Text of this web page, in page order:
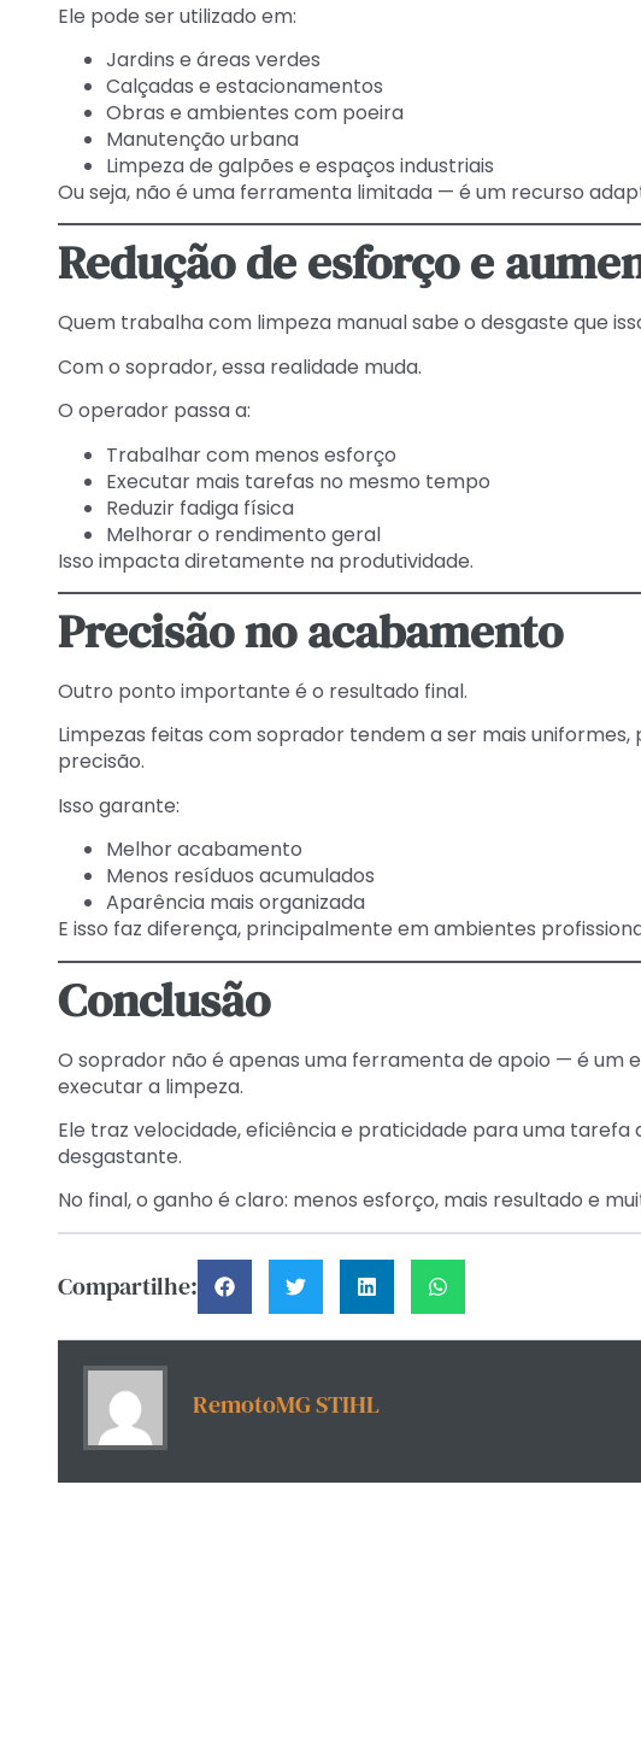
Ele pode ser utilizado em:
Jardins e áreas verdes
Calçadas e estacionamentos
Obras e ambientes com poeira
Manutenção urbana
Limpeza de galpões e espaços industriais
Ou seja, não é uma ferramenta limitada — é um recurso
Redução de esforço e
Quem trabalha com limpeza manual sabe o desgaste que
Com o soprador, essa realidade muda.
O operador passa a:
Trabalhar com menos esforço
Executar mais tarefas no mesmo tempo
Reduzir fadiga física
Melhorar o rendimento geral
Isso impacta diretamente na produtividade.
Precisão no acabamento
Outro ponto importante é o resultado final.
Limpezas feitas com soprador tendem a ser mais
precisão.
Isso garante:
Melhor acabamento
Menos resíduos acumulados
Aparência mais organizada
E isso faz diferença, principalmente em ambientes
Conclusão
O soprador não é apenas uma ferramenta de apoio — é um
executar a limpeza.
Ele traz velocidade, eficiência e praticidade para uma tarefa
desgastante.
No final, o ganho é claro: menos esforço, mais resultado e
Compartilhe:
RemotoMG STIHL